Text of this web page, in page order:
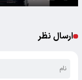
ارسال نظر